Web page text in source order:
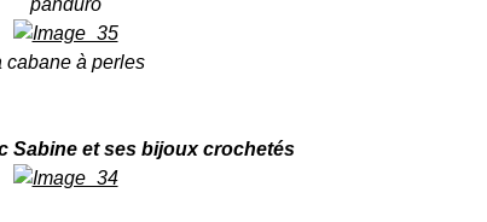
panduro
cabane à perles
Sabine et ses bijoux crochetés